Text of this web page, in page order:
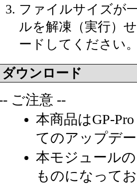
ファイルサイズが
ルを解凍（実行）
ードしてください
ダウンロード
ご注意 --
本商品はGP-
てのアップデ
本モジュール
ものになって